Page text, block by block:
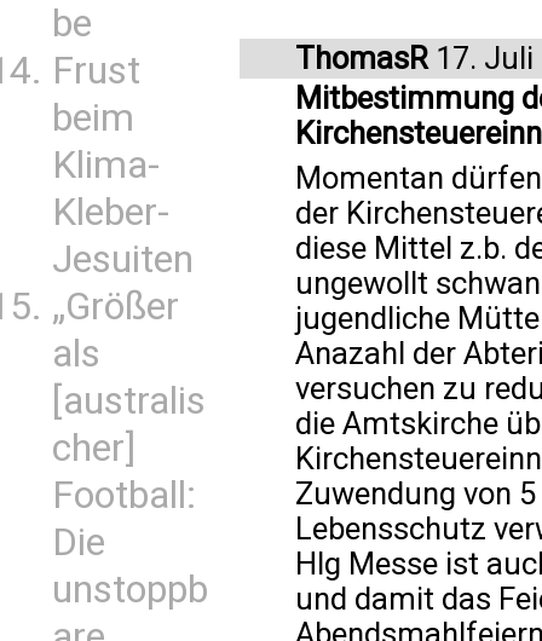
be
Frust
beim
Klima-
Kleber-
Jesuiten
„Größer
als
[australis
cher]
Football:
Die
unstoppb
ThomasR 17. Juli
Mitbestimmung
Momentan
der
diese Mittel z.b.
ungewollt
jugendliche
Anazahl der
versuchen zu
die Amtskirche
Zuwendung von
Lebensschutz
Hlg Messe ist
und damit das